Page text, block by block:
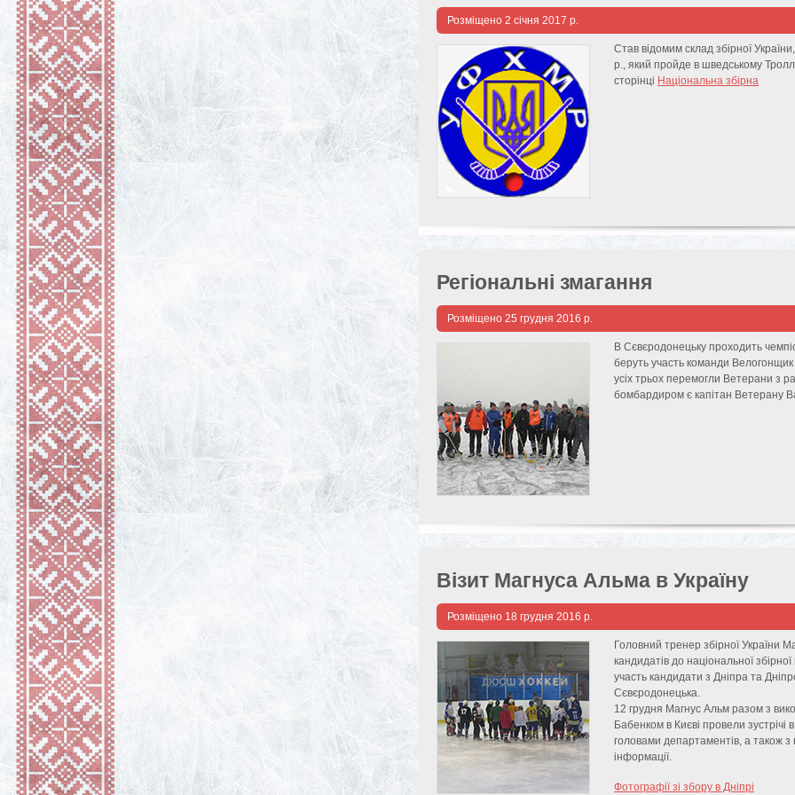
Розміщено 2 січня 2017 р.
Став відомим склад збірної
р., який пройде в шведському
сторінці Національна збірна
Регіональні змагання
Розміщено 25 грудня 2016 р.
В Сєвєродонецьку проходить
беруть участь команди Велогонщик
усіх трьох перемогли Ветерани з
бомбардиром є капітан Ветерану
Візит Магнуса Альма в Україну
Розміщено 18 грудня 2016 р.
Головний тренер збірної України
кандидатів до національної
участь кандидати з Дніпра та
Сєвєродонецька.
12 грудня Магнус Альм разом з
Бабенком в Києві провели зустрічі
головами департаментів, а також з
інформації.
Фотографії зі збору в Дніпрі